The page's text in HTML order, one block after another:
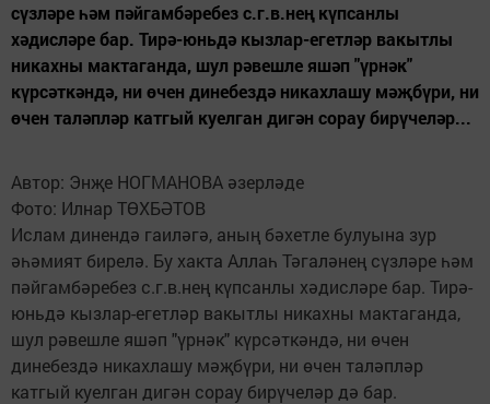
сүзләре һәм пәйгамбәребез с.г.в.нең күпсанлы
хәдисләре бар. Тирә-юньдә кызлар-егетләр вакытлы
никахны мактаганда, шул рәвешле яшәп "үрнәк"
күрсәткәндә, ни өчен динебездә никахлашу мәҗбүри, ни
өчен таләпләр катгый куелган дигән сорау бирүчеләр...
Автор: Энҗе НОГМАНОВА әзерләде
Фото: Илнар ТӨХБӘТОВ
Ислам динендә гаиләгә, аның бәхетле булуына зур
әһәмият бирелә. Бу хакта Аллаһ Тәгаләнең сүзләре һәм
пәйгамбәребез с.г.в.нең күпсанлы хәдисләре бар. Тирә-
юньдә кызлар-егетләр вакытлы никахны мактаганда,
шул рәвешле яшәп "үрнәк" күрсәткәндә, ни өчен
динебездә никахлашу мәҗбүри, ни өчен таләпләр
катгый куелган дигән сорау бирүчеләр дә бар.